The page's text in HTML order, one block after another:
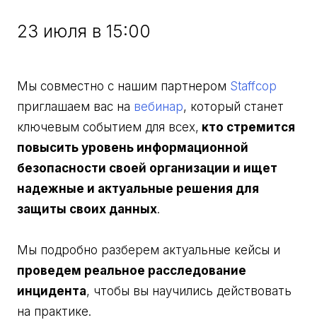
23 июля в 15:00
Мы совместно с нашим партнером Staffcop
приглашаем вас на вебинар, который станет
ключевым событием для всех, кто стремится
повысить уровень информационной
безопасности своей организации и ищет
надежные и актуальные решения для
защиты своих данных.
Мы подробно разберем актуальные кейсы и
проведем реальное расследование
инцидента, чтобы вы научились действовать
на практике.